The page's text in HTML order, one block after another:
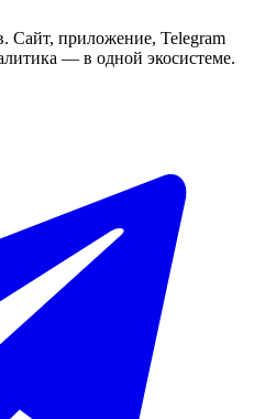
Сайт, приложение, Telegram
— в одной экосистеме.